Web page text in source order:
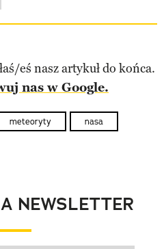
eś nasz artykuł do końca.
nas w Google.
meteoryty nasa
NEWSLETTER